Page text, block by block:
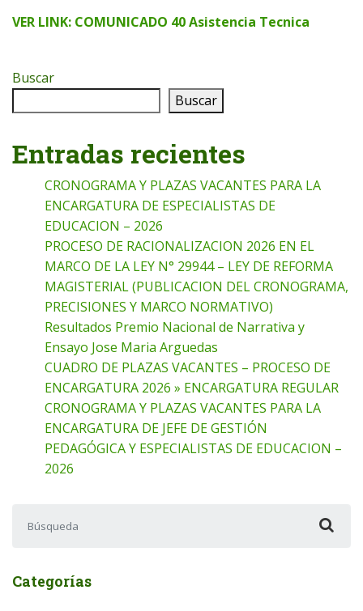
VER LINK: COMUNICADO 40 Asistencia Tecnica
Buscar
Buscar
Entradas recientes
CRONOGRAMA Y PLAZAS VACANTES PARA LA
ENCARGATURA DE ESPECIALISTAS DE
EDUCACION – 2026
PROCESO DE RACIONALIZACION 2026 EN EL
MARCO DE LA LEY N° 29944 – LEY DE REFORMA
MAGISTERIAL (PUBLICACION DEL CRONOGRAMA,
PRECISIONES Y MARCO NORMATIVO)
Resultados Premio Nacional de Narrativa y
Ensayo Jose Maria Arguedas
CUADRO DE PLAZAS VACANTES – PROCESO DE
ENCARGATURA 2026 » ENCARGATURA REGULAR
CRONOGRAMA Y PLAZAS VACANTES PARA LA
ENCARGATURA DE JEFE DE GESTIÓN
PEDAGÓGICA Y ESPECIALISTAS DE EDUCACION –
2026
Categorías